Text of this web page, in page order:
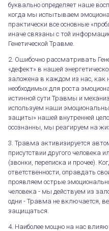
буквально определяет наше
когда мы испытываем
практически все основные
иначе связаны с той
Генетической Травме.
2. Ошибочно рассматривать
«дефект» в нашей
заложена в каждом из нас, как
необходимых для роста
истинной сути Травмы и
используем наши
защиты» нашей внутренней
осознанны, мы реагируем на
3. Травма активизируется
присутствии другого человека
(звонки, переписка и прочее).
ответственности, оправдать
проявляем острые
человека - мы действуем из
одни - Травма не включается,
защищаться.
4. Наиболее мощно на нас